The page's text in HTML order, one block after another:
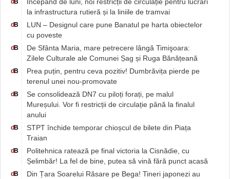
d B
Începând de luni, noi restricții de circulație pentru lucrări
la infrastructura rutieră și la liniile de tramvai
d B
LUN – Designul care pune Banatul pe harta obiectelor
cu poveste
d B
De Sfânta Maria, mare petrecere lângă Timişoara:
Zilele Culturale ale Comunei Șag și Ruga Bănățeană
d B
Prea puțin, pentru ceva pozitiv! Dumbrăvița pierde pe
terenul unei nou-promovate
d B
Se consolidează DN7 cu piloți forați, pe malul
Mureșului. Vor fi restricții de circulație până la finalul
anului
d B
STPT închide temporar chioșcul de bilete din Piața
Traian
d B
Politehnica ratează pe final victoria la Cisnădie, cu
Șelimbăr! La fel de bine, putea să vină fără punct acasă
d B
Din Țara Soarelui Răsare pe Bega! Tineri japonezi au